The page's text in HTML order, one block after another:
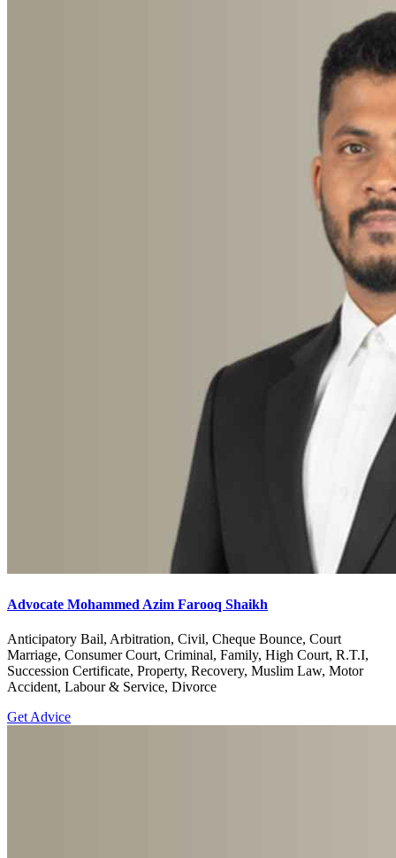
Advocate Mohammed Azim Farooq Shaikh
Anticipatory Bail, Arbitration, Civil, Cheque Bounce, Court
Marriage, Consumer Court, Criminal, Family, High Court, R.T.I,
Succession Certificate, Property, Recovery, Muslim Law, Motor
Accident, Labour & Service, Divorce
Get Advice